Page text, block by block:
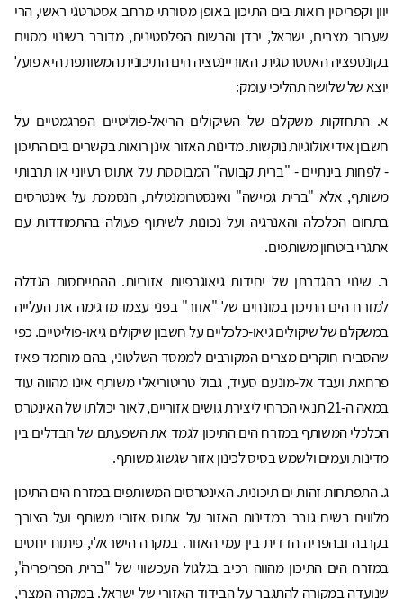
יוון וקפריסין רואות בים התיכון באופן מסורתי מרחב אסטרטגי ראשי, הרי
שעבור מצרים, ישראל, ירדן והרשות הפלסטינית, מדובר בשינוי מסוים
בקונספציה האסטרטגית. האוריינטציה הים התיכונית המשותפת היא פועל
יוצא של שלושה תהליכי עומק:
א. התחזקות משקלם של השיקולים הריאל-פוליטיים הפרגמטיים על
חשבון אידיאולוגיות נוקשות. מדינות האזור אינן רואות בקשרים בים התיכון
- לפחות בינתיים - "ברית קבועה" המבוססת על אתוס רעיוני או תרבותי
משותף, אלא "ברית גמישה" ואינסטרומנטלית, הנסמכת על אינטרסים
בתחום הכלכלה והאנרגיה ועל נכונות לשיתוף פעולה בהתמודדות עם
אתגרי ביטחון משותפים.
ב. שינוי בהגדרתן של יחידות גיאוגרפיות אזוריות. ההתייחסות הגדלה
למזרח הים התיכון במונחים של "אזור" בפני עצמו מדגימה את העלייה
במשקלם של שיקולים גיאו-כלכליים על חשבון שיקולים גיאו-פוליטיים. כפי
שהסבירו חוקרים מצרים המקורבים לממסד השלטוני, בהם מוחמד פאיז
פרחאת ועבד אל-מונעם סעיד, גבול טריטוריאלי משותף אינו מהווה עוד
במאה ה-21 תנאי הכרחי ליצירת גושים אזוריים, לאור יכולתו של האינטרס
הכלכלי המשותף במזרח הים התיכון לגמד את השפעתם של הבדלים בין
מדינות ועמים ולשמש בסיס לכינון אזור שגשוג משותף.
ג. התפתחות זהות ים תיכונית. האינטרסים המשותפים במזרח הים התיכון
מלווים בשיח גובר במדינות האזור על אתוס אזורי משותף ועל הצורך
בקרבה ובהפריה הדדית בין עמי האזור. במקרה הישראלי, פיתוח יחסים
במזרח הים התיכון מהווה רכיב בגלגול העכשווי של "ברית הפריפריה",
שנועדה במקורה להתגבר על הבידוד האזורי של ישראל. במקרה המצרי,